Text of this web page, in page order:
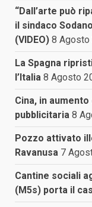
“Dall’arte può
il sindaco
(VIDEO) 8 Agosto
La Spagna
l’Italia 8 Agosto
Cina, in aumento
pubblicitaria 8
Pozzo attivato
Ravanusa 7
Cantine sociali
(M5s) porta il